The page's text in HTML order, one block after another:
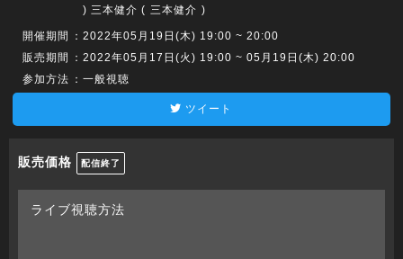
) 三本健介 ( 三本健介 )
開催期間
：2022年05月19日(木) 19:00 ~ 20:00
販売期間
：2022年05月17日(火) 19:00 ~ 05月19日(木) 20:00
参加方法 ：一般視聴
ツイート
販売価格 配信終了
ライブ視聴方法